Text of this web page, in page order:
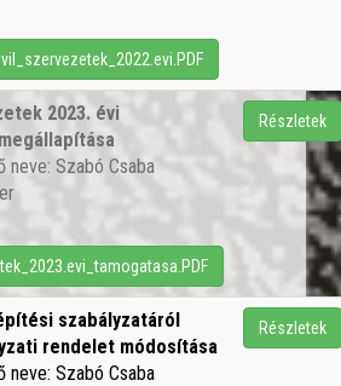
2023. évi
neve: Szabó Csaba
Részletek
szabályzatáról
rendelet módosítása
neve: Szabó Csaba
Részletek